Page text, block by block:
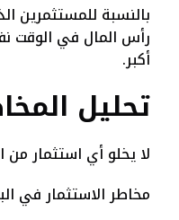
بالنسبة للمستثمرين
رأس المال في الوقت
أكبر.
تحليل
لا يخلو أي استثمار من
مخاطر الاستثمار في